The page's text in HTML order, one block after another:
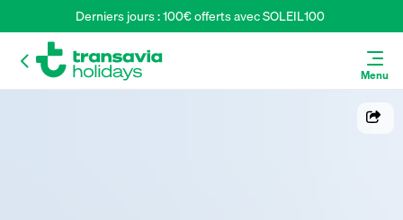
Derniers jours : 100€ offerts avec SOLEIL100
Menu